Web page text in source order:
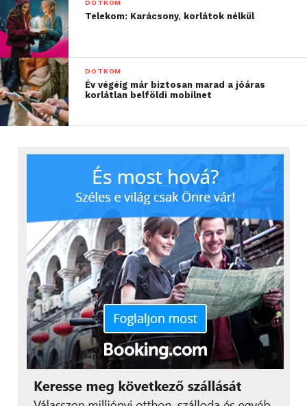
DOTKOM
Telekom: Karácsony, korlátok nélkül
DOTKOM
Év végéig már biztosan marad a jóáras
korlátlan belföldi mobilnet